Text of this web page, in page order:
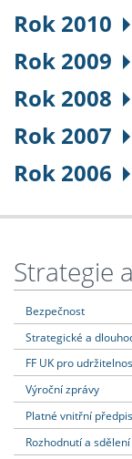
Rok 2010
Rok 2009
Rok 2008
Rok 2007
Rok 2006
Strategie
Bezpečnost
Strategické a
FF UK pro
Výroční zprávy
Platné vnitřní
Rozhodnutí a